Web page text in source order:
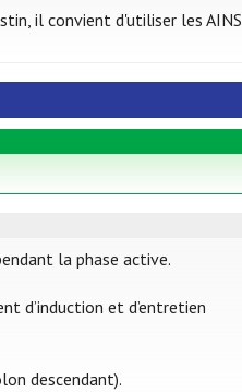
il convient d'utiliser les
la phase active.
d’induction et d’entretien
descendant).